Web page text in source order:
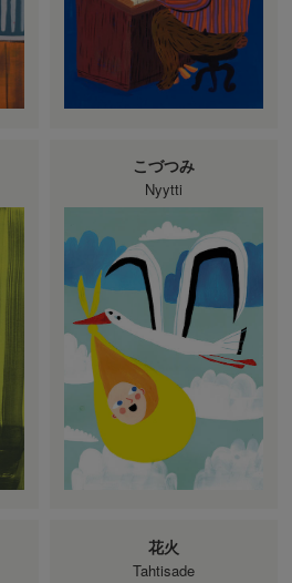
こづつみ
Nyytti
花火
Tahtisade